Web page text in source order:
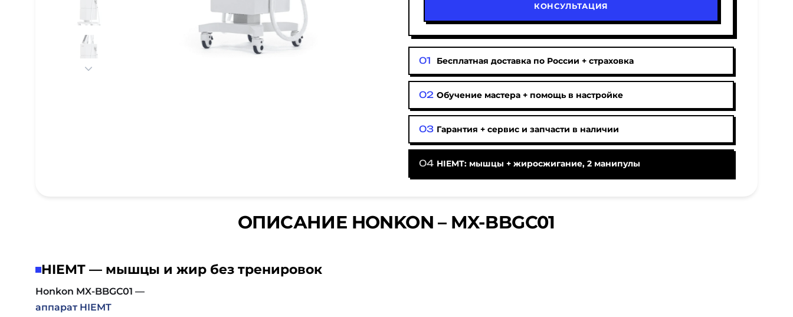
КОНСУЛЬТАЦИЯ
Бесплатная доставка по России + страховка
Обучение мастера + помощь в настройке
Гарантия + сервис и запчасти в наличии
HIEMT: мышцы + жиросжигание, 2 манипулы
ОПИСАНИЕ HONKON – MX-BBGC01
HIEMT — мышцы и жир без тренировок
Honkon MX-BBGC01 —
аппарат HIEMT